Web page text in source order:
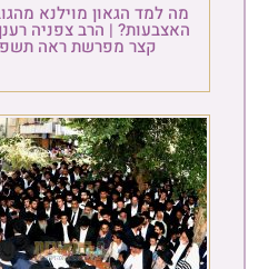
מה למד הגאון מוילנא
האצבעות? | הרב צפניה
קצר מפרשת ראה